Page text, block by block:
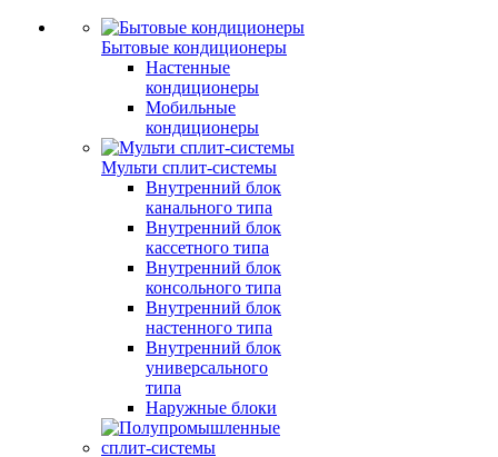
Бытовые кондиционеры
Настенные
кондиционеры
Мобильные
кондиционеры
Мульти сплит-системы
Внутренний блок
канального типа
Внутренний блок
кассетного типа
Внутренний блок
консольного типа
Внутренний блок
настенного типа
Внутренний блок
универсального
типа
Наружные блоки